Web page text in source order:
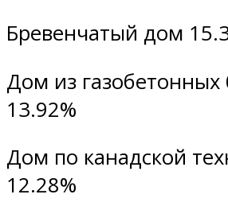
Бревенчатый дом
Дом из газобетонных
13.92%
Дом по канадской
12.28%